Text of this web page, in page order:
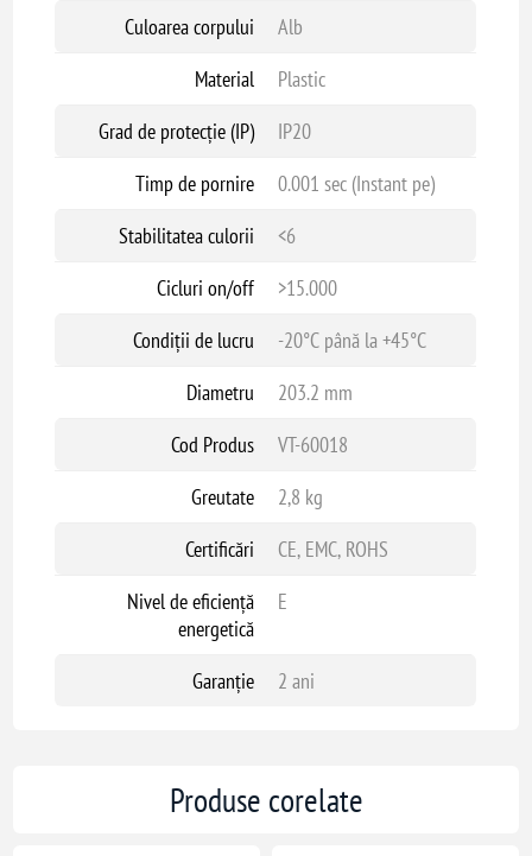
Culoarea corpului
Alb
Material
Plastic
Grad de protecție (IP)
IP20
Timp de pornire
0.001 sec (Instant pe)
Stabilitatea culorii
<6
Cicluri on/off
>15.000
Condiții de lucru
-20°C până la +45°C
Diametru
203.2 mm
Cod Produs
VT-60018
Greutate
2,8 kg
Certificări
CE, EMC, ROHS
Nivel de eficiență
energetică
E
Garanție 2 ani
Produse corelate